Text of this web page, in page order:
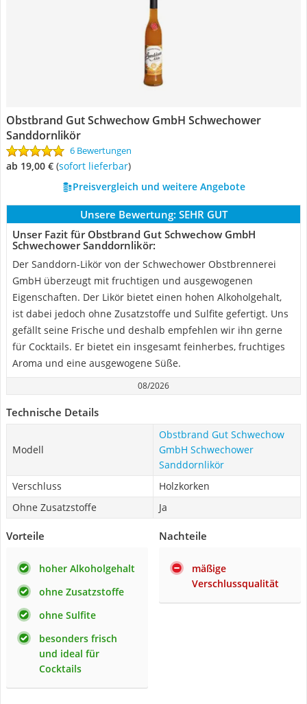
Obstbrand Gut Schwechow GmbH Schwechower
Sanddornlikör
6 Bewertungen
ab 19,00 € ( Sofort lieferbar)
Preisvergleich und weitere Angebote
Unsere Bewertung: SEHR GUT
Unser Fazit für Obstbrand Gut Schwechow GmbH
Schwechower Sanddornlikör:
Der Sanddorn-Likör von der Schwechower Obstbrennerei
GmbH überzeugt mit fruchtigen und ausgewogenen
Eigenschaften. Der Likör bietet einen hohen Alkoholgehalt,
ist dabei jedoch ohne Zusatzstoffe und Sulfite gefertigt. Uns
gefällt seine Frische und deshalb empfehlen wir ihn gerne
für Cocktails. Er bietet ein insgesamt feinherbes, fruchtiges
Aroma und eine ausgewogene Süße.
08/2026
Technische Details
Modell
Obstbrand Gut Schwechow
GmbH Schwechower
Sanddornlikör
Verschluss
Holzkorken
Ohne Zusatzstoffe
Ja
Vorteile
hoher Alkoholgehalt
ohne Zusatzstoffe
ohne Sulfite
besonders frisch
und ideal für
Cocktails
Nachteile
mäßige
Verschlussqualität